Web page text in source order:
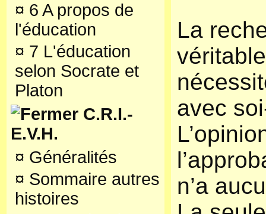
¤ 6 A propos de
l'éducation
¤ 7 L'éducation
selon Socrate et
Platon
C.R.I.-
E.V.H.
¤ Généralités
¤ Sommaire autres
histoires
La
avec
n’a